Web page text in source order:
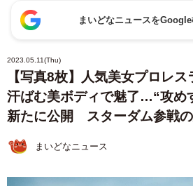
まいどなニュースを
2023.05.11(Thu)
【写真8枚】人気美女プロレス
汗ばむ美ボディで魅了…“攻め
新たに公開 スターダム参戦の
まいどなニュース